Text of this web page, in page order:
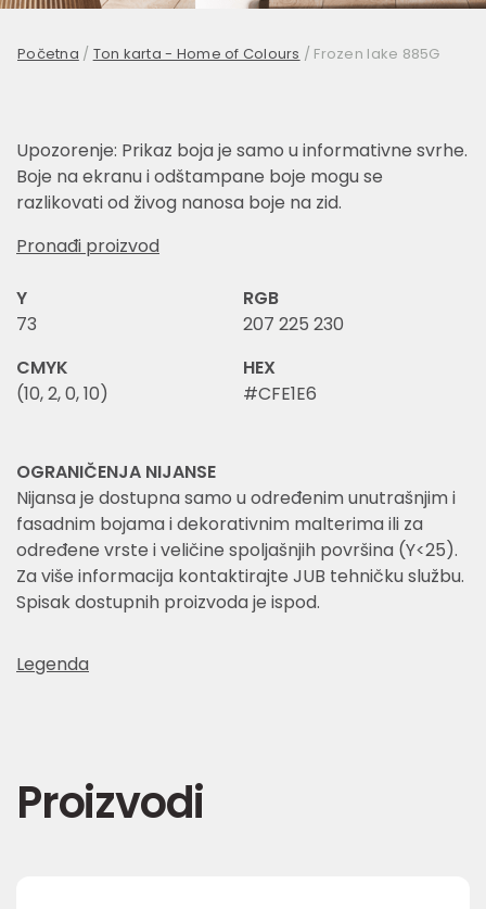
Početna / Ton karta - Home of Colours / Frozen lake 885G
Upozorenje: Prikaz boja je samo u informativne svrhe.
Boje na ekranu i odštampane boje mogu se
razlikovati od živog nanosa boje na zid.
Pronađi proizvod
Y
73
RGB
207 225 230
CMYK
(10, 2, 0, 10)
HEX
#CFE1E6
OGRANIČENJA NIJANSE
Nijansa je dostupna samo u određenim unutrašnjim i
fasadnim bojama i dekorativnim malterima ili za
određene vrste i veličine spoljašnjih površina (Y<25).
Za više informacija kontaktirajte JUB tehničku službu.
Spisak dostupnih proizvoda je ispod.
Legenda
Proizvodi